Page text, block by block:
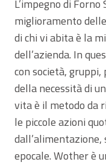
L’impegno di
miglioramento
di chi vi abita è la
dell’azienda. In
con società,
della necessità di
vita è il metodo da
le piccole azioni
dall’alimentazione,
epocale. Wother è